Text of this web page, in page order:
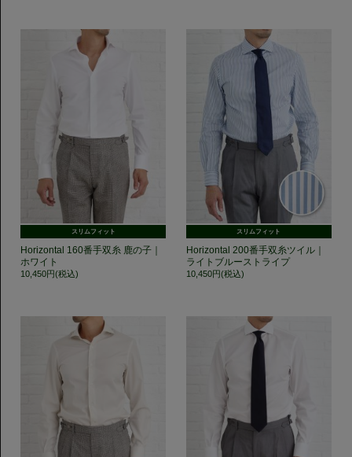
スリムフィット
Horizontal 160番手双糸 鹿の子｜
ホワイト
10,450円(税込)
スリムフィット
Horizontal 200番手双糸ツイル｜
ライトブルーストライプ
10,450円(税込)